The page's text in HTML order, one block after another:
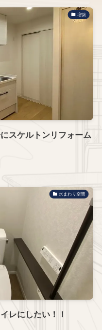
増築
スケルトンリフォーム
水まわり空間
レにしたい！！